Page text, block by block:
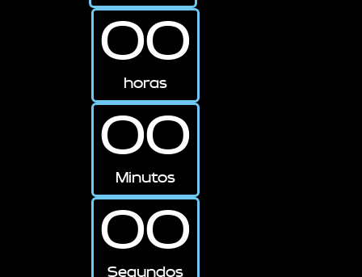
00
horas
00
Minutos
00
Segundos